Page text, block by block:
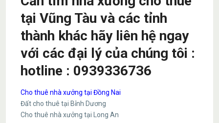
tại Vũng Tàu và các tỉnh
thành khác hãy liên hệ ngay
với các đại lý của chúng tôi :
hotline : 0939336736
Cho thuê nhà xưởng tại Đồng Nai
Đất cho thuê tại Bỉnh Dương
Cho thuê nhà xưởng tại Long An